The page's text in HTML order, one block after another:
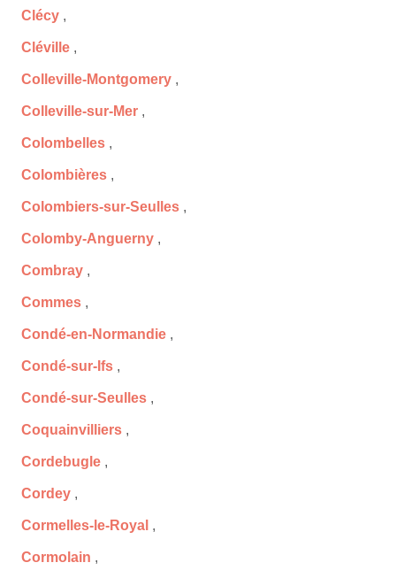
Clécy ,
Cléville ,
Colleville-Montgomery ,
Colleville-sur-Mer ,
Colombelles ,
Colombières ,
Colombiers-sur-Seulles ,
Colomby-Anguerny ,
Combray ,
Commes ,
Condé-en-Normandie ,
Condé-sur-Ifs ,
Condé-sur-Seulles ,
Coquainvilliers ,
Cordebugle ,
Cordey ,
Cormelles-le-Royal ,
Cormolain ,